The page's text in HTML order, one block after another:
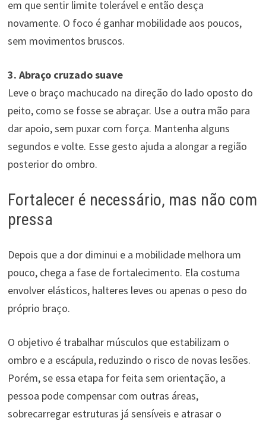
em que sentir limite tolerável e então desça
novamente. O foco é ganhar mobilidade aos poucos,
sem movimentos bruscos.
3. Abraço cruzado suave
Leve o braço machucado na direção do lado oposto do
peito, como se fosse se abraçar. Use a outra mão para
dar apoio, sem puxar com força. Mantenha alguns
segundos e volte. Esse gesto ajuda a alongar a região
posterior do ombro.
Fortalecer é necessário, mas não com
pressa
Depois que a dor diminui e a mobilidade melhora um
pouco, chega a fase de fortalecimento. Ela costuma
envolver elásticos, halteres leves ou apenas o peso do
próprio braço.
O objetivo é trabalhar músculos que estabilizam o
ombro e a escápula, reduzindo o risco de novas lesões.
Porém, se essa etapa for feita sem orientação, a
pessoa pode compensar com outras áreas,
sobrecarregar estruturas já sensíveis e atrasar o